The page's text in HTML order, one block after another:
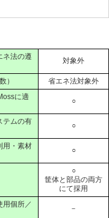
ネ法の遵
対象外
）
省エネ法対象外
に適
○
テムの有
○
用・素材
○
○
筐体と部品の両方
にて採用
用個所／
－